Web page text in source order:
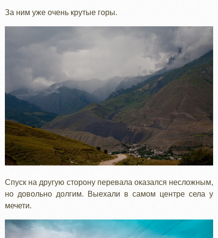
За ним уже очень крутые горы.
Спуск на другую сторону перевала оказался несложным,
но довольно долгим. Выехали в самом центре села у
мечети.